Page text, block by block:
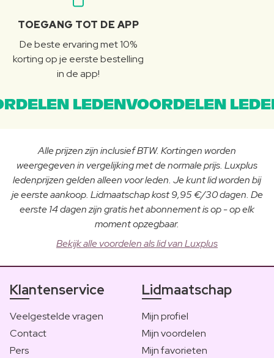
TOEGANG TOT DE APP
De beste ervaring met 10%
korting op je eerste bestelling
in de app!
LEDENVOORDELEN
Alle prijzen zijn inclusief BTW. Kortingen worden
weergegeven in vergelijking met de normale prijs. Luxplus
ledenprijzen gelden alleen voor leden. Je kunt lid worden bij
je eerste aankoop. Lidmaatschap kost 9,95 €/30 dagen. De
eerste 14 dagen zijn gratis het abonnement is op - op elk
moment opzegbaar.
Bekijk alle voordelen als lid van Luxplus
Klantenservice
Veelgestelde vragen
Contact
Pers
Lidmaatschap
Mijn profiel
Mijn voordelen
Mijn favorieten